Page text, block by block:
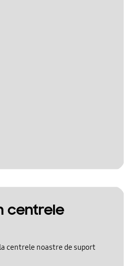
centrele
centrele noastre de suport